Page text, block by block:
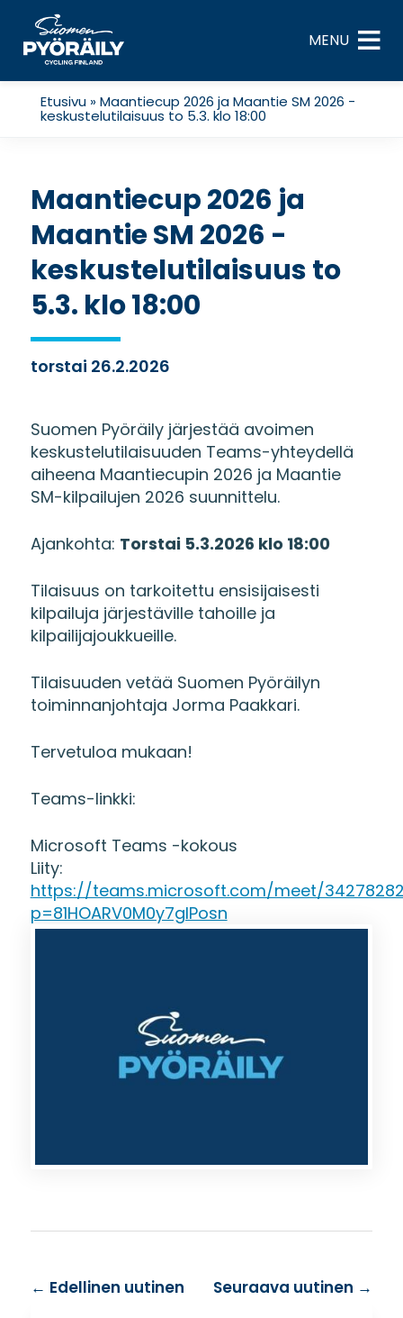
content
MENU
Etusivu»Maantiecup 2026 ja Maantie SM 2026 -
keskustelutilaisuus to 5.3. klo 18:00
Maantiecup 2026 ja
Maantie SM 2026 -
keskustelutilaisuus to
5.3. klo 18:00
torstai 26.2.2026
Suomen Pyöräily järjestää avoimen
keskustelutilaisuuden Teams-yhteydellä
aiheena Maantiecupin 2026 ja Maantie
SM-kilpailujen 2026 suunnittelu.
Ajankohta: Torstai 5.3.2026 klo 18:00
Tilaisuus on tarkoitettu ensisijaisesti
kilpailuja järjestäville tahoille ja
kilpailijajoukkueille.
Tilaisuuden vetää Suomen Pyöräilyn
toiminnanjohtaja Jorma Paakkari.
Tervetuloa mukaan!
Teams-linkki:
Microsoft Teams -kokous
Liity:
https://teams.microsoft.com/meet/
p=81HOARV0M0y7gIPosn
← Edellinen uutinen Seuraava uutinen →